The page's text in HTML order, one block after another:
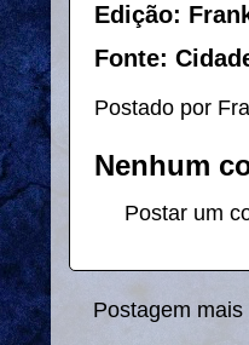
Edição:
Fonte:
Postado por
Nenhum
Postar um
Postagem mais